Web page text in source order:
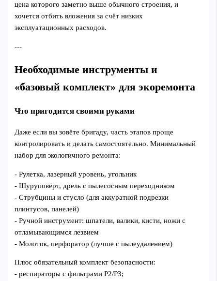
цена которого заметно выше обычного строения, и
хочется отбить вложения за счёт низких
эксплуатационных расходов.
---
Необходимые инструменты и
«базовый комплект» для экоремонта
Что пригодится своими руками
Даже если вы зовёте бригаду, часть этапов проще
контролировать и делать самостоятельно. Минимальный
набор для экологичного ремонта:
- Рулетка, лазерный уровень, угольник
- Шуруповёрт, дрель с пылесосным переходником
- Струбцины и стусло (для аккуратной подрезки
плинтусов, панелей)
- Ручной инструмент: шпатели, валики, кисти, ножи с
отламывающимся лезвием
- Молоток, перфоратор (лучше с пылеудалением)
Плюс обязательный комплект безопасности:
- респираторы с фильтрами P2/P3;